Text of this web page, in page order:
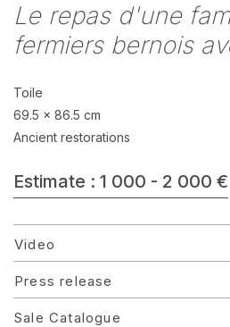
Le repas d'une
fermiers bernois
Toile
69.5 x 86.5 cm
Ancient restorations
Estimate : 1 000 - 2 000 €
Video
Press release
Sale Catalogue